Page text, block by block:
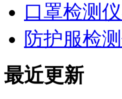
口罩检测
防护服检
最近更新